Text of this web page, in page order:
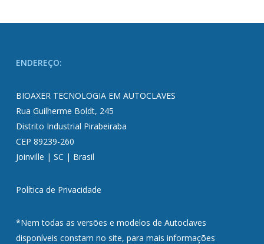
ENDEREÇO:
BIOAXER TECNOLOGIA EM AUTOCLAVES
Rua Guilherme Boldt, 245
Distrito Industrial Pirabeiraba
CEP 89239-260
Joinville | SC | Brasil
Política de Privacidade
*Nem todas as versões e modelos de Autoclaves
disponíveis constam no site, para mais informações